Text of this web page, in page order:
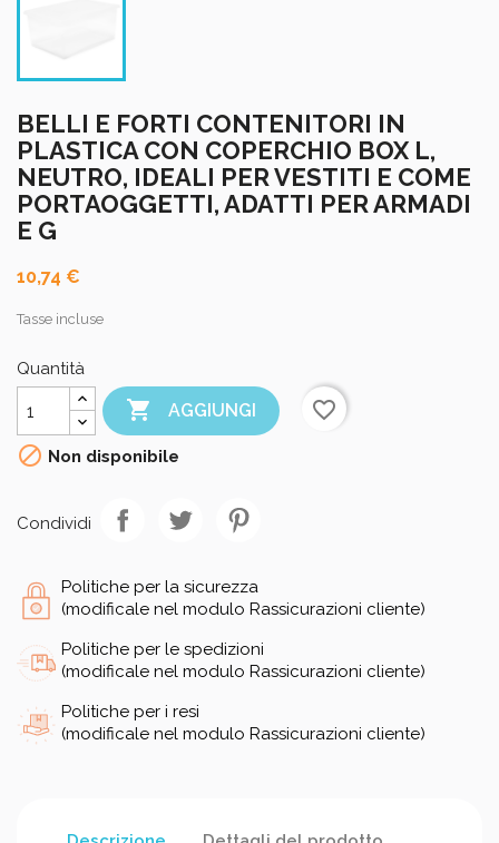
BELLI E FORTI CONTENITORI IN
PLASTICA CON COPERCHIO BOX L,
NEUTRO, IDEALI PER VESTITI E COME
PORTAOGGETTI, ADATTI PER ARMADI
E G
10,74 €
Tasse incluse
Quantità
 AGGIUNGI
favorite_border
 Non disponibile
Condividi
Politiche per la sicurezza
(modificale nel modulo Rassicurazioni cliente)
Politiche per le spedizioni
(modificale nel modulo Rassicurazioni cliente)
Politiche per i resi
(modificale nel modulo Rassicurazioni cliente)